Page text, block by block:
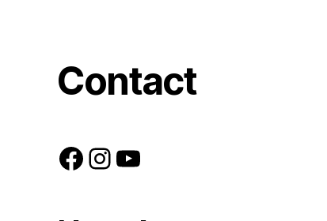
Contact
Facebook
Instagram
YouTube